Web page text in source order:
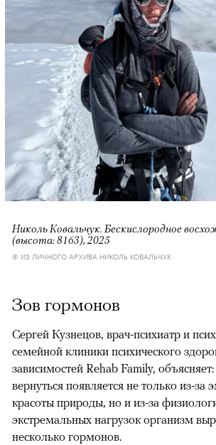
Николь Ковальчук. Бескислородное
(высота: 8163), 2025
© ИЗ ЛИЧНОГО АРХИВА НИКОЛЬ КОВАЛЬЧУК
Зов гормонов
Сергей Кузнецов, врач-психиатр и
семейной клиники психического
зависимостей Rehab Family,
вернуться появляется не только из-за
красоты природы, но и из-за
экстремальных нагрузок организм
несколько гормонов.